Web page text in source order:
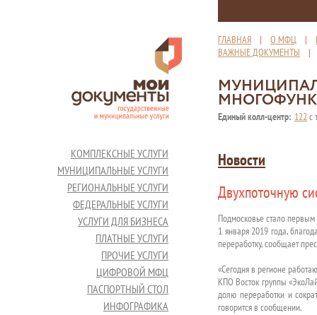
ГЛАВНАЯ | О МФЦ |
ВАЖНЫЕ ДОКУМЕНТЫ
Единый колл-центр: 122с
КОМПЛЕКСНЫЕ УСЛУГИ
МУНИЦИПАЛЬНЫЕ УСЛУГИ
РЕГИОНАЛЬНЫЕ УСЛУГИ
ФЕДЕРАЛЬНЫЕ УСЛУГИ
УСЛУГИ ДЛЯ БИЗНЕСА
ПЛАТНЫЕ УСЛУГИ
ПРОЧИЕ УСЛУГИ
ЦИФРОВОЙ МФЦ
ПАСПОРТНЫЙ СТОЛ
ИНФОГРАФИКА
Новости
Двухпоточную
Подмосковье стало первым
1 января 2019 года,
переработку, сообщает
«Сегодня в регионе
КПО Восток группы
долю переработки и
говорится в сообщении.